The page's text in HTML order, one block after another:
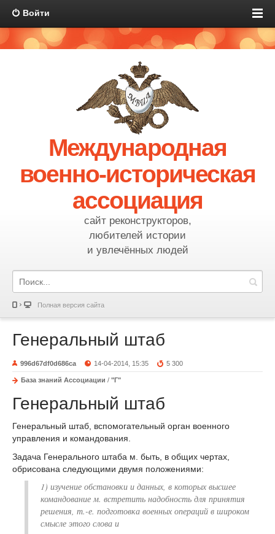
Войти
Международная
военно-историческая
ассоциация
сайт реконструкторов,
любителей истории
и увлечённых людей
Полная версия сайта
Генеральный штаб
996d67df0d686ca 14-04-2014, 15:35 5 300
База знаний Ассоциации / "Г"
Генеральный штаб
Генеральный штаб, вспомогательный орган военного
управления и командования.
Задача Генерального штаба м. быть, в общих чертах,
обрисована следующими двумя положениями:
1) изучение обстановки и данных, в которых высшее
командование м. встретить надобность для принятия
решения, т.-е. подготовка военных операций в широком
смысле этого слова и